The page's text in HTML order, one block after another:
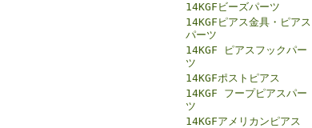
14KGFビーズパーツ
14KGFピアス金具・ピアス
パーツ
14KGF ピアスフックパー
ツ
14KGFポストピアス
14KGF フープピアスパー
ツ
14KGFアメリカンピアス